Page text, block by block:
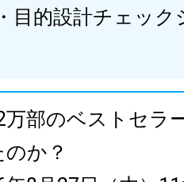
目的設計チェック
部のベストセラ
か？